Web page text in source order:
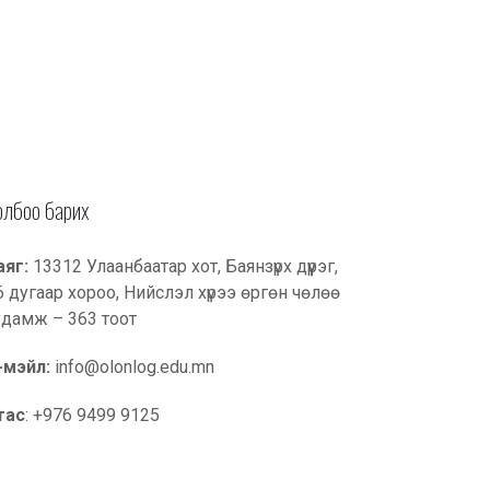
барих
13312 Улаанбаатар хот, Баянзүрх дүүрэг,
дугаар хороо, Нийслэл хүрээ өргөн чөлөө
– 363 тоот
info@olonlog.edu.mn
: +976 9499 9125